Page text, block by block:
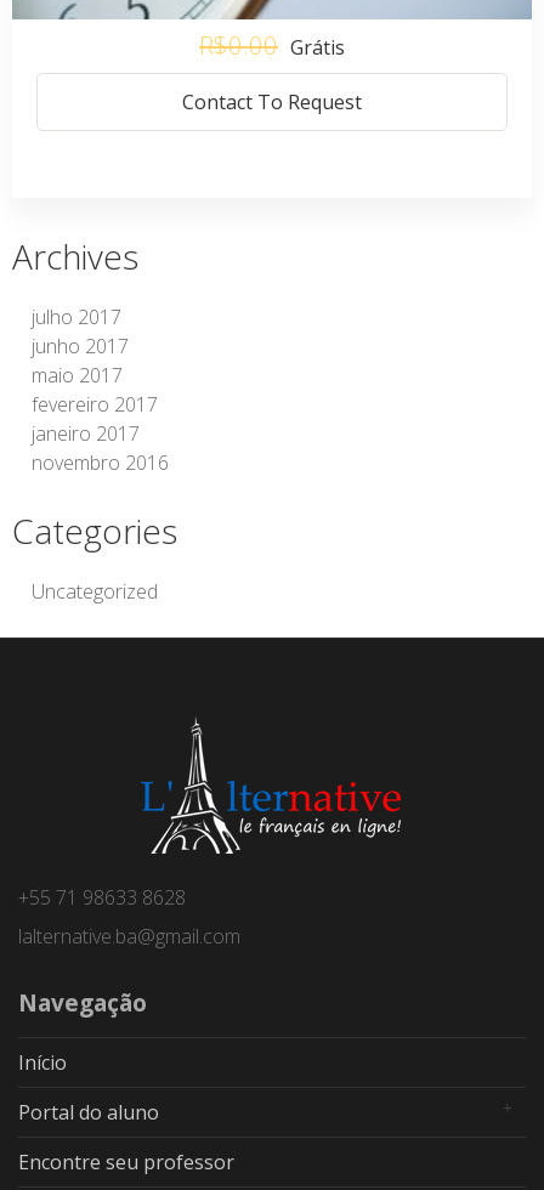
R$0.00 Grátis
Contact To Request
Archives
julho 2017
junho 2017
maio 2017
fevereiro 2017
janeiro 2017
novembro 2016
Categories
Uncategorized
+55 71 98633 8628
lalternative.ba@gmail.com
Navegação
Início
Portal do aluno
Encontre seu professor